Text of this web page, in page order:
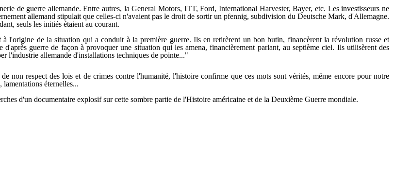
de guerre allemande. Entre autres, la General Motors, ITT, Ford, International Harvester, Bayer, etc. Les investisseurs ne
allemand stipulait que celles-ci n'avaient pas le droit de sortir un pfennig, subdivision du Deutsche Mark, d'Allemagne.
seuls les initiés étaient au courant.
l'origine de la situation qui a conduit à la première guerre. Ils en retirèrent un bon butin, financèrent la révolution russe et
guerre de façon à provoquer une situation qui les amena, financièrement parlant, au septième ciel. Ils utilisèrent des
l'industrie allemande d'installations techniques de pointe..."
non respect des lois et de crimes contre l'humanité, l'histoire confirme que ces mots sont vérités, même encore pour notre
lamentations éternelles...
d'un documentaire explosif sur cette sombre partie de l'Histoire américaine et de la Deuxième Guerre mondiale.